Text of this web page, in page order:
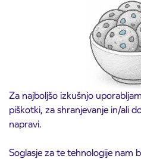
Za najboljšo izkušnjo
piškotki, za shranjevanje in/ali
napravi.
Soglasje za te tehnologije nam